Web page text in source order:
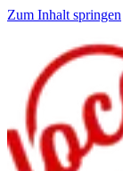
Zum Inhalt springen